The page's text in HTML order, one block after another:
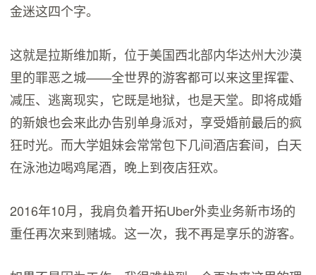
金迷这四个字。
这就是拉斯维加斯，位于美国西北部内华达州大沙漠
里的罪恶之城——全世界的游客都可以来这里挥霍、
减压、逃离现实，它既是地狱，也是天堂。即将成婚
的新娘也会来此办告别单身派对，享受婚前最后的疯
狂时光。而大学姐妹会常常包下几间酒店套间，白天
在泳池边喝鸡尾酒，晚上到夜店狂欢。
2016年10月，我肩负着开拓Uber外卖业务新市场的
重任再次来到赌城。这一次，我不再是享乐的游客。